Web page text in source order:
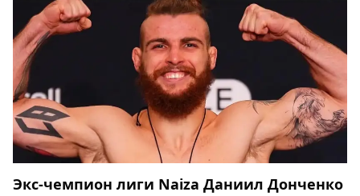
Экс-чемпион лиги Naiza Даниил Донченко